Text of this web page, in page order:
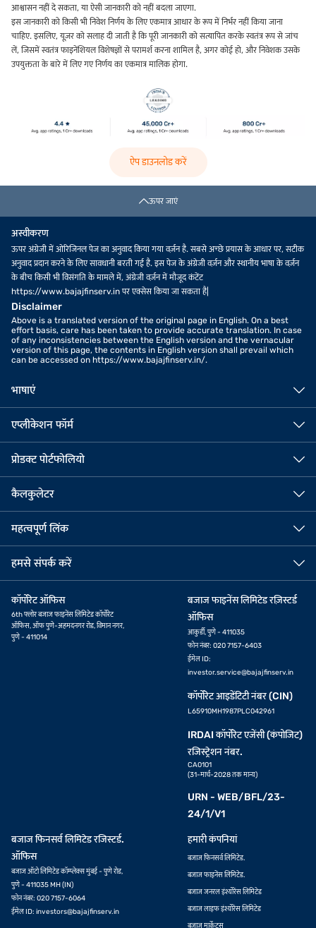
आश्वासन नहीं दे सकता, या ऐसी जानकारी को नहीं बदला जाएगा.
इस जानकारी को किसी भी निवेश निर्णय के लिए एकमात्र आधार के रूप में निर्भर नहीं किया जाना
चाहिए. इसलिए, यूज़र को सलाह दी जाती है कि पूरी जानकारी को सत्यापित करके स्वतंत्र रूप से जांच
लें, जिसमें स्वतंत्र फाइनेंशियल विशेषज्ञों से परामर्श करना शामिल है, अगर कोई हो, और निवेशक उसके
उपयुक्तता के बारे में लिए गए निर्णय का एकमात्र मालिक होगा.
ऐप डाउनलोड करें
ऊपर जाएं
अस्वीकरण
ऊपर अंग्रेजी में ओरिजिनल पेज का अनुवाद किया गया वर्ज़न है. सबसे अच्छे प्रयास के आधार पर, सटीक
अनुवाद प्रदान करने के लिए सावधानी बरती गई है. इस पेज के अंग्रेजी वर्ज़न और स्थानीय भाषा के वर्ज़न
के बीच किसी भी विसंगति के मामले में, अंग्रेजी वर्ज़न में मौजूद कंटेंट
https://www.bajajfinserv.in पर एक्सेस किया जा सकता है|
Disclaimer
Above is a translated version of the original page in English. On a best
effort basis, care has been taken to provide accurate translation. In case
of any inconsistencies between the English version and the vernacular
version of this page, the contents in English version shall prevail which
can be accessed on https://www.bajajfinserv.in/.
भाषाएं
एप्लीकेशन फॉर्म
प्रोडक्ट पोर्टफोलियो
कैलकुलेटर
महत्वपूर्ण लिंक
हमसे संपर्क करें
कॉर्पोरेट ऑफिस
6th फ्लोर बजाज फाइनेंस लिमिटेड कॉर्पोरेट
ऑफिस, ऑफ पुणे-अहमदनगर रोड, विमान नगर,
पुणे - 411014
बजाज फाइनेंस लिमिटेड रज़िस्टर्ड
ऑफिस
आकुर्डी, पुणे - 411035
फोन नंबर: 020 7157-6403
ईमेल ID:
investor.service@bajajfinserv.in
कॉर्पोरेट आइडेंटिटी नंबर (CIN)
L65910MH1987PLC042961
IRDAI कॉर्पोरेट एजेंसी (कंपोजिट)
रजिस्ट्रेशन नंबर.
CA0101
(31-मार्च-2028 तक मान्य)
URN - WEB/BFL/23-
24/1/V1
बजाज फिनसर्व लिमिटेड रजिस्टर्ड.
ऑफिस
बजाज ऑटो लिमिटेड कॉम्प्लेक्स मुंबई - पुणे रोड,
पुणे - 411035 MH (IN)
फोन नंबर: 020 7157-6064
ईमेल ID: investors@bajajfinserv.in
हमारी कंपनियां
बजाज फिनसर्व लिमिटेड.
बजाज फाइनेंस लिमिटेड.
बजाज जनरल इंश्योरेंस लिमिटेड
बजाज लाइफ इंश्योरेंस लिमिटेड
बजाज मार्केट्स